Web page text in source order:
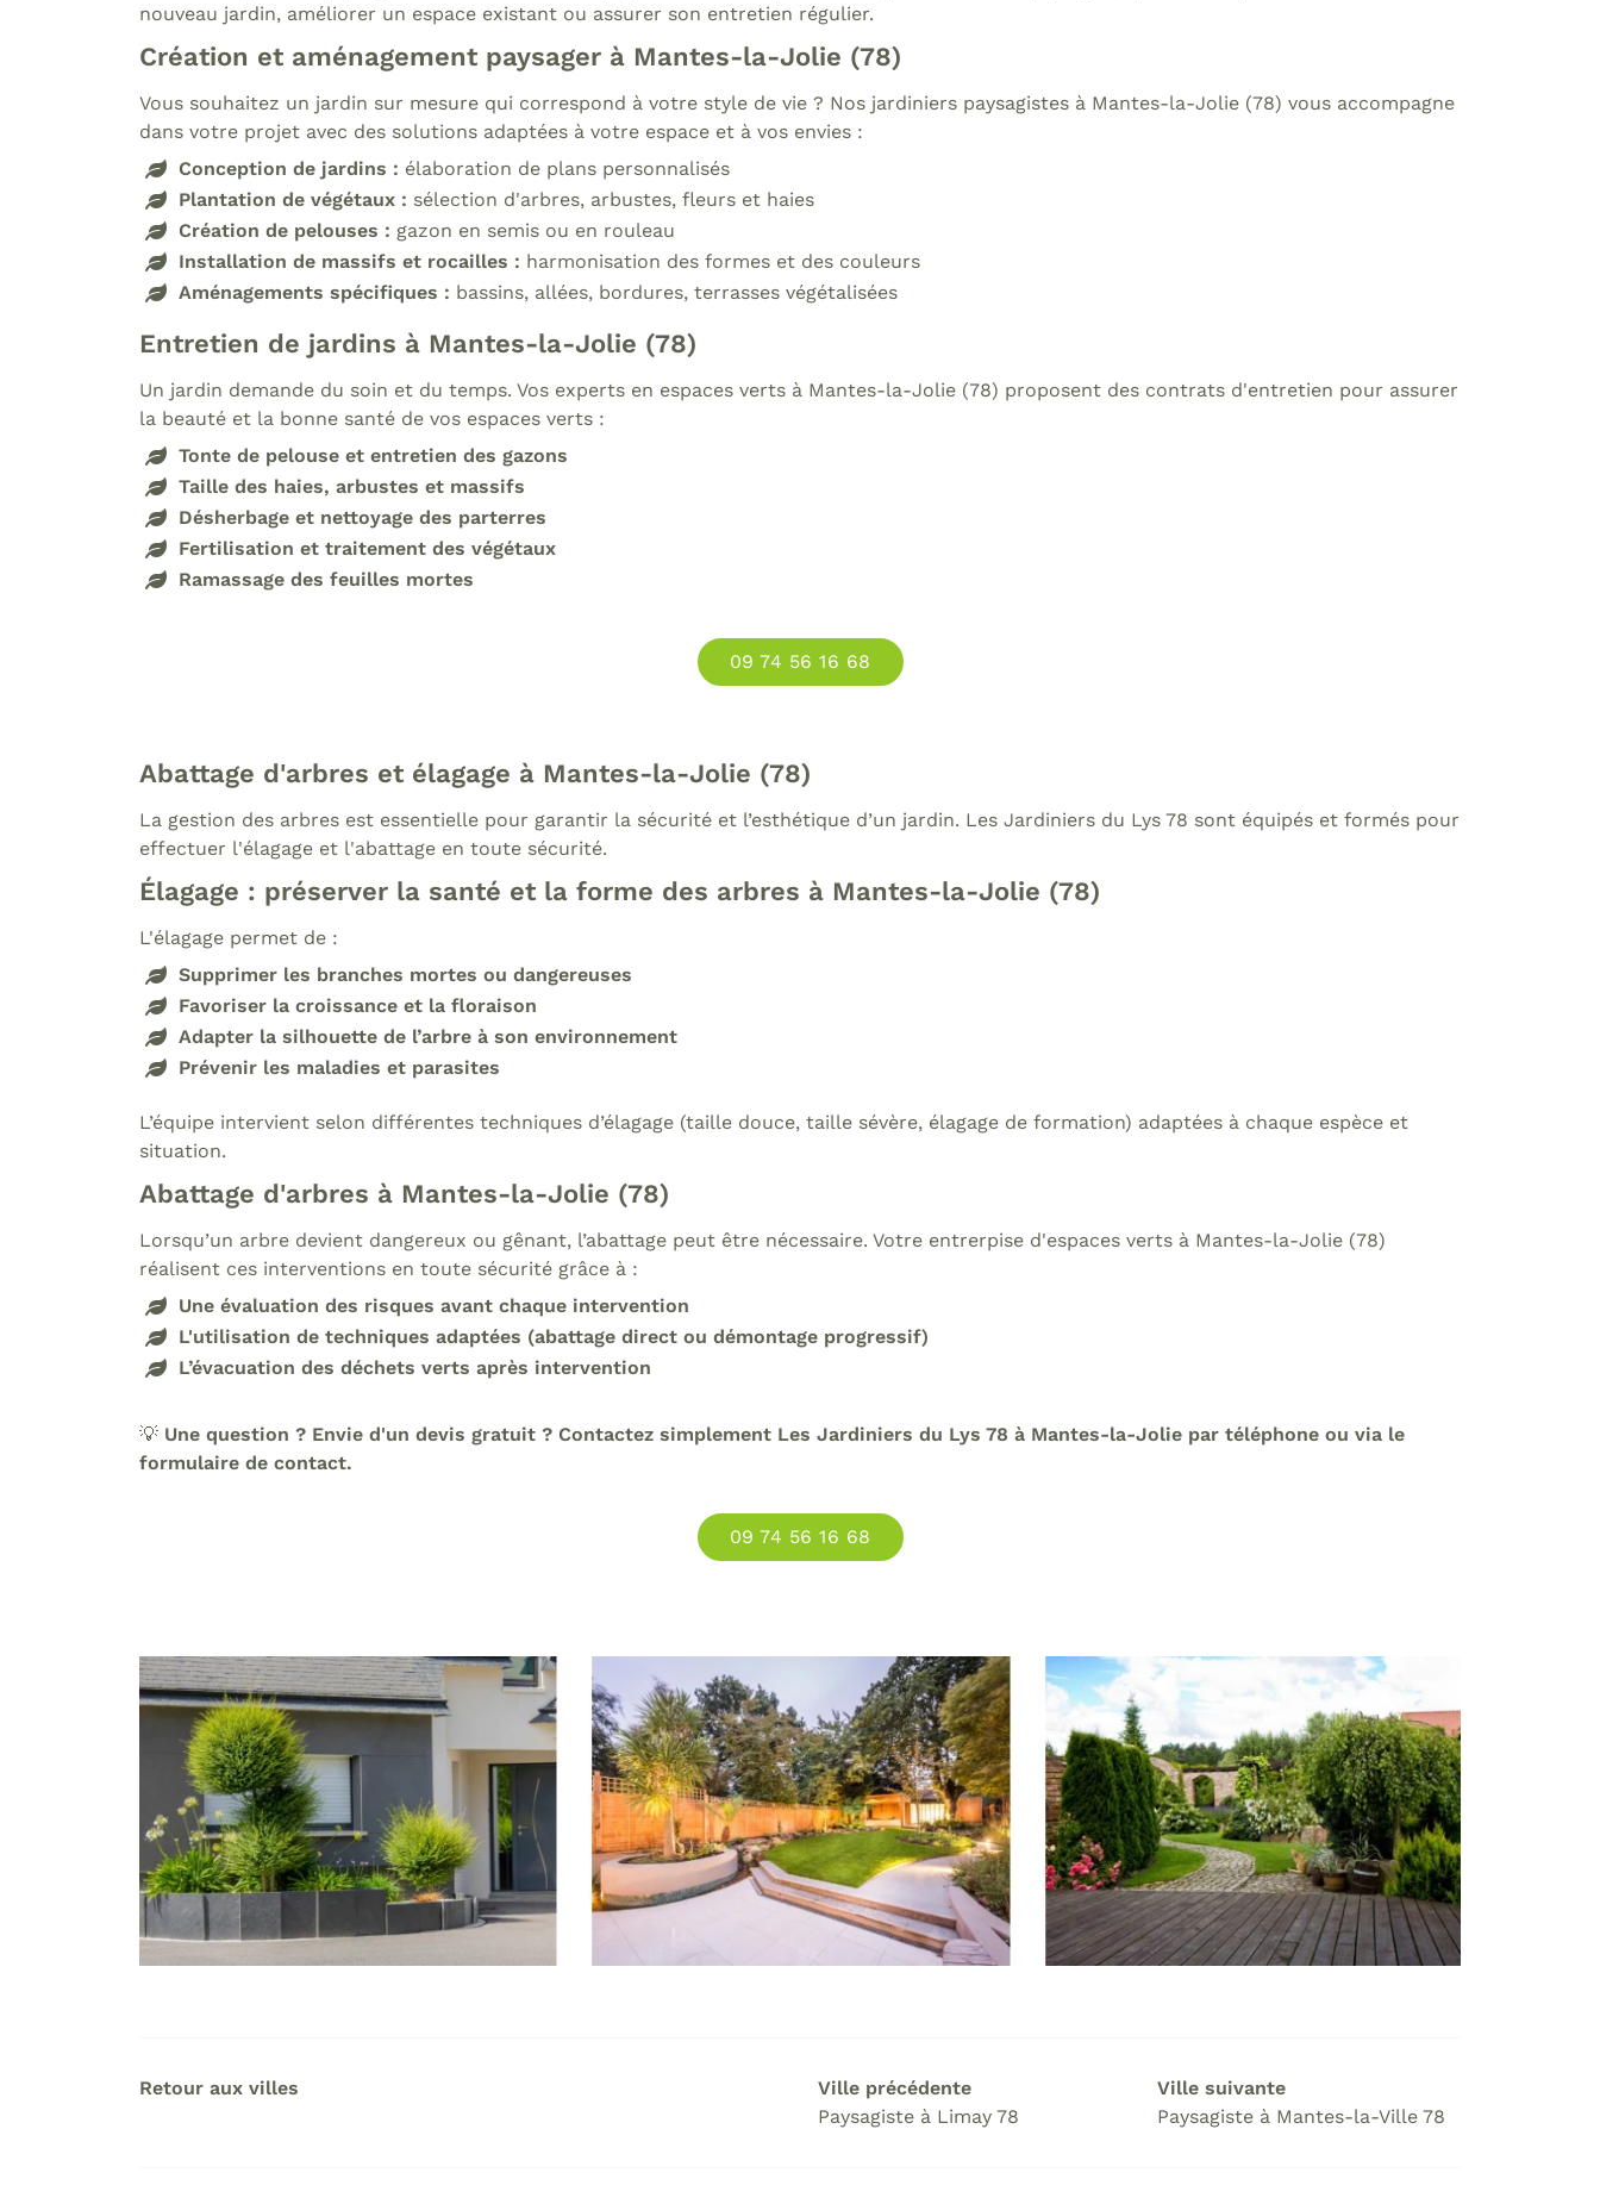
nouveau jardin, améliorer un espace existant ou assurer son entretien régulier.
Création et aménagement paysager à Mantes-la-Jolie (78)
Vous souhaitez un jardin sur mesure qui correspond à votre style de vie ? Nos jardiniers paysagistes à Mantes-la-Jolie (78) vous accompagne
dans votre projet avec des solutions adaptées à votre espace et à vos envies :
Conception de jardins : élaboration de plans personnalisés
Plantation de végétaux : sélection d'arbres, arbustes, fleurs et haies
Création de pelouses : gazon en semis ou en rouleau
Installation de massifs et rocailles : harmonisation des formes et des couleurs
Aménagements spécifiques : bassins, allées, bordures, terrasses végétalisées
Entretien de jardins à Mantes-la-Jolie (78)
Un jardin demande du soin et du temps. Vos experts en espaces verts à Mantes-la-Jolie (78) proposent des contrats d'entretien pour assurer
la beauté et la bonne santé de vos espaces verts :
Tonte de pelouse et entretien des gazons
Taille des haies, arbustes et massifs
Désherbage et nettoyage des parterres
Fertilisation et traitement des végétaux
Ramassage des feuilles mortes
09 74 56 16 68
Abattage d'arbres et élagage à Mantes-la-Jolie (78)
La gestion des arbres est essentielle pour garantir la sécurité et l’esthétique d’un jardin. Les Jardiniers du Lys 78 sont équipés et formés pour
effectuer l'élagage et l'abattage en toute sécurité.
Élagage : préserver la santé et la forme des arbres à Mantes-la-Jolie (78)
L'élagage permet de :
Supprimer les branches mortes ou dangereuses
Favoriser la croissance et la floraison
Adapter la silhouette de l’arbre à son environnement
Prévenir les maladies et parasites
L’équipe intervient selon différentes techniques d’élagage (taille douce, taille sévère, élagage de formation) adaptées à chaque espèce et
situation.
Abattage d'arbres à Mantes-la-Jolie (78)
Lorsqu’un arbre devient dangereux ou gênant, l’abattage peut être nécessaire. Votre entrerpise d'espaces verts à Mantes-la-Jolie (78)
réalisent ces interventions en toute sécurité grâce à :
Une évaluation des risques avant chaque intervention
L'utilisation de techniques adaptées (abattage direct ou démontage progressif)
L’évacuation des déchets verts après intervention
💡 Une question ? Envie d'un devis gratuit ? Contactez simplement Les Jardiniers du Lys 78 à Mantes-la-Jolie par téléphone ou via le
formulaire de contact.
09 74 56 16 68
Retour aux villes
Ville précédente
Paysagiste à Limay 78
Ville suivante
Paysagiste à Mantes-la-Ville 78